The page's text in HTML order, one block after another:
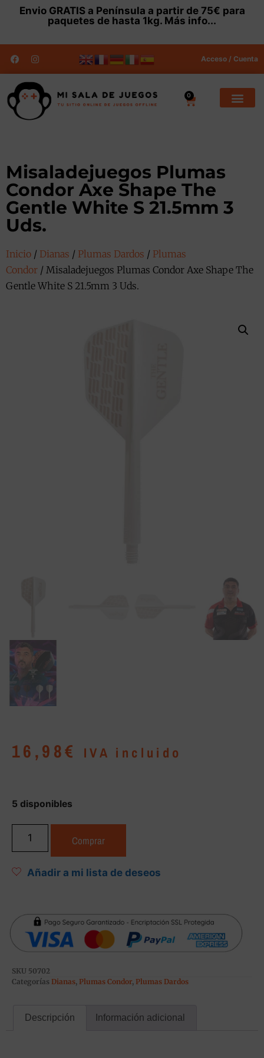
Envio GRATISa Península a partir de 75€ para
paquetes de hasta 1kg. Más info...
Acceso / Cuenta
0
Misaladejuegos Plumas
Condor Axe Shape The
Gentle White S 21.5mm 3
Uds.
Inicio / Dianas / Plumas Dardos / Plumas
Condor / Misaladejuegos Plumas Condor Axe Shape The
Gentle White S 21.5mm 3 Uds.
16,98€ IVA incluido
5 disponibles
Comprar
Añadir a mi lista de deseos
SKU 50702
Categorías Dianas, Plumas Condor, Plumas Dardos
Descripción Información adicional